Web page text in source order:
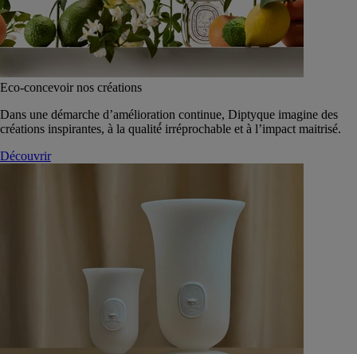
Eco-concevoir nos créations
Dans une démarche d’amélioration continue, Diptyque imagine des
créations inspirantes, à la qualité́ irréprochable et à l’impact maitrisé.
Découvrir